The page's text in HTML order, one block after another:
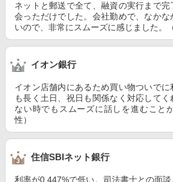
ネットと郵送で全て、融資の実行まで完
会っただけでした。会社勤めで、なか
いので、非常にスムーズに感じました。
イオン銀行
イオン店舗内にあるため買い物ついでに
も長く土日、祝日も関係なく対応して
ない時でもスムーズに話しを進むこと
性）
住信SBIネット銀行
利率が0.447%で低い。司法書士との面